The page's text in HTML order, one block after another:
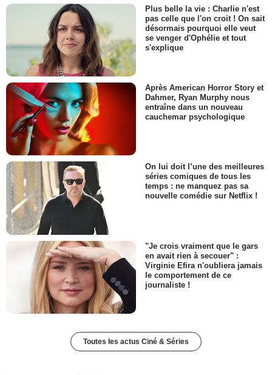
Plus belle la vie : Charlie n'est
pas celle que l'on croit ! On sait
désormais pourquoi elle veut
se venger d'Ophélie et tout
s'explique
Après American Horror Story et
Dahmer, Ryan Murphy nous
entraîne dans un nouveau
cauchemar psychologique
On lui doit l’une des meilleures
séries comiques de tous les
temps : ne manquez pas sa
nouvelle comédie sur Netflix !
"Je crois vraiment que le gars
en avait rien à secouer" :
Virginie Efira n'oubliera jamais
le comportement de ce
journaliste !
Toutes les actus Ciné & Séries